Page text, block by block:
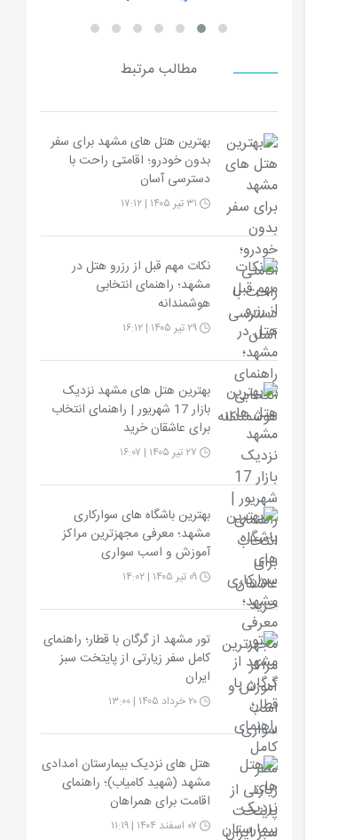
مطالب مرتبط
بهترین هتل های مشهد برای سفر
بدون خودرو؛ اقامتی راحت با
دسترسی آسان
نکات مهم قبل از رزرو هتل در
مشهد؛ راهنمای انتخابی
هوشمندانه
۲۹ تیر ۱۴۰۵ | ۱۶:۱۲
بهترین هتل های مشهد نزدیک
بازار 17 شهریور | راهنمای انتخاب
برای عاشقان خرید
بهترین باشگاه های سوارکاری
مشهد؛ معرفی مجهزترین مراکز
آموزش و اسب سواری
۰۹ تیر ۱۴۰۵ | ۱۴:۰۲
تور مشهد از گرگان با قطار؛ راهنمای
کامل سفر زیارتی از پایتخت سبز
ایران
۲۰ خرداد ۱۴۰۵ | ۱۳:۰۰
هتل های نزدیک بیمارستان امدادی
مشهد (شهید کامیاب)؛ راهنمای
اقامت برای همراهان